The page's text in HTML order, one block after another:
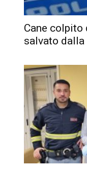
Cane colpito
salvato